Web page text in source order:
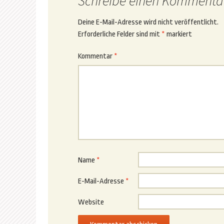
Deine E-Mail-Adresse wird nicht veröffentlicht.
Erforderliche Felder sind mit * markiert
Kommentar *
Name *
E-Mail-Adresse *
Website